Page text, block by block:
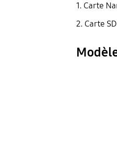
1. Carte
2. Carte SD